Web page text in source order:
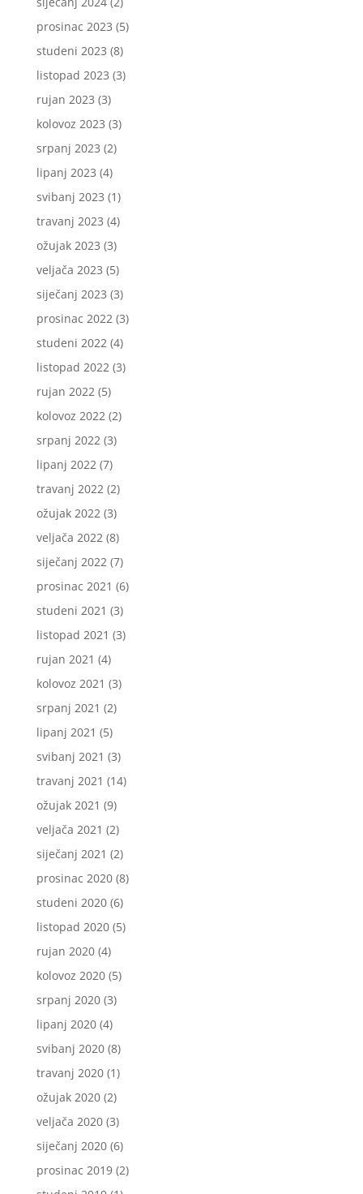
prosinac 2023 (5)
studeni 2023 (8)
listopad 2023 (3)
rujan 2023 (3)
kolovoz 2023 (3)
srpanj 2023 (2)
lipanj 2023 (4)
svibanj 2023 (1)
travanj 2023 (4)
ožujak 2023 (3)
veljača 2023 (5)
siječanj 2023 (3)
prosinac 2022(3)
studeni 2022(4)
listopad 2022(3)
rujan 2022(5)
kolovoz 2022(2)
srpanj 2022(3)
lipanj 2022(7)
travanj 2022(2)
ožujak 2022(3)
veljača 2022(8)
siječanj 2022(7)
prosinac 2021 (6)
studeni 2021 (3)
listopad 2021 (3)
rujan 2021 (4)
kolovoz 2021 (3)
srpanj 2021 (2)
lipanj 2021 (5)
svibanj 2021 (3)
travanj 2021 (14)
ožujak 2021 (9)
veljača 2021 (2)
siječanj 2021 (2)
prosinac 2020(8)
studeni 2020(6)
listopad 2020(5)
rujan 2020(4)
kolovoz 2020(5)
srpanj 2020(3)
lipanj 2020(4)
svibanj 2020(8)
travanj 2020(1)
ožujak 2020(2)
veljača 2020(3)
siječanj 2020(6)
prosinac 2019(2)